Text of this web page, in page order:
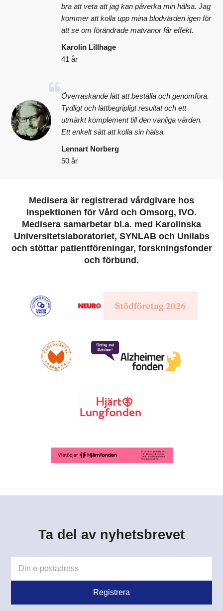
bra att veta att jag kan påverka min hälsa. Jag
kommer att kolla upp mina blodvärden igen för
att se om förändrade matvanor får effekt.
Karolin Lillhage
41 år
Överraskande lätt att beställa och genomföra.
Tydligt och lättbegripligt resultat och ett
utmärkt komplement till den vanliga vården.
Ett enkelt sätt att kolla sin hälsa.
Lennart Norberg
50 år
Medisera är registrerad vårdgivare hos
Inspektionen för Vård och Omsorg, IVO.
Medisera samarbetar bl.a. med Karolinska
Universitetslaboratoriet, SYNLAB och Unilabs
och stöttar patientföreningar, forskningsfonder
och förbund.
Ta del av nyhetsbrevet